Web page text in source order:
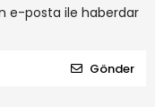
e-posta ile haberdar
Gönder